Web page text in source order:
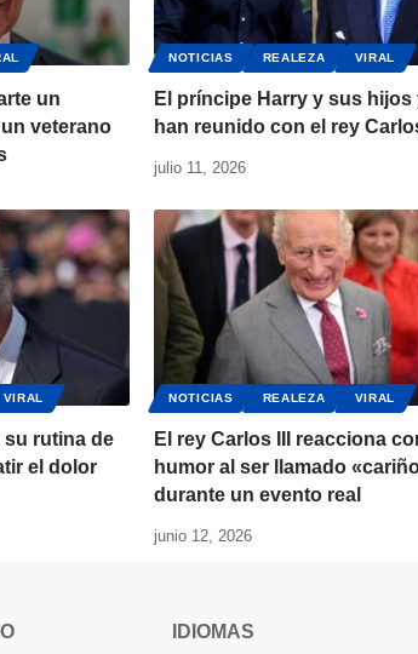
un
veterano
NOTICIAS REALEZA VIRAL
El príncipe Harry y sus hijos
han reunido con el rey Carlos
julio 11, 2026
VIRAL
su rutina de
el dolor
NOTICIAS REALEZA VIRAL
El rey Carlos III reacciona
humor al ser llamado
durante un evento real
junio 12, 2026
IDIOMAS